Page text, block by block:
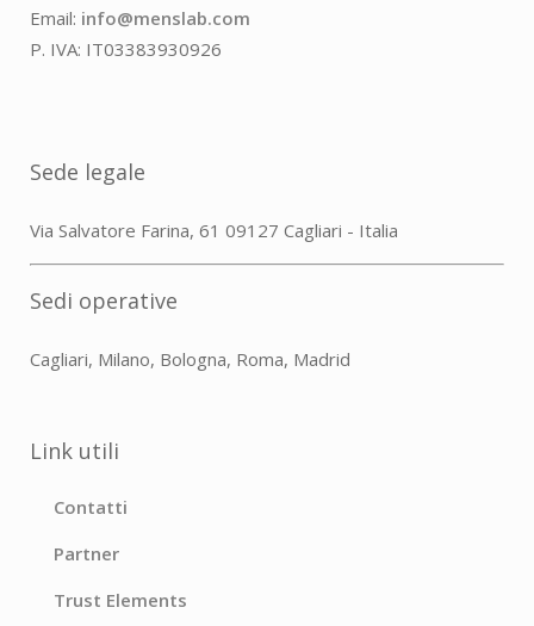
Email: info@menslab.com
P. IVA: IT03383930926
Sede legale
Via Salvatore Farina, 61 09127 Cagliari - Italia
Sedi operative
Cagliari, Milano, Bologna, Roma, Madrid
Link utili
Contatti
Partner
Trust Elements